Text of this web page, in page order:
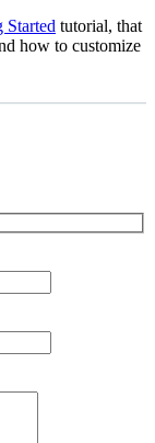
Started tutorial, that
how to customize